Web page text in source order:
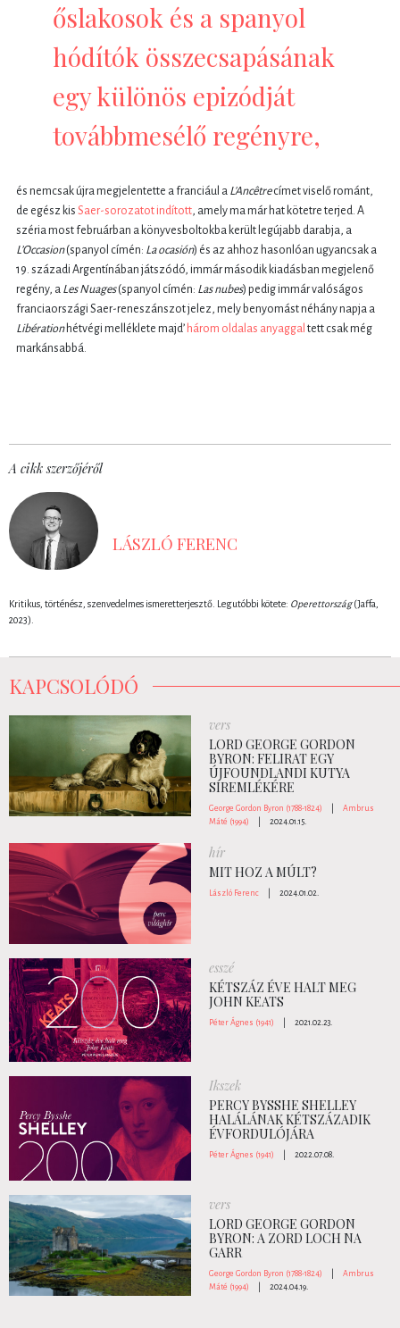
őslakosok és a spanyol
hódítók összecsapásának
egy különös epizódját
továbbmesélő regényre,
és nemcsak újra megjelentette a franciául a L'Ancêtrecímet viselő románt,
de egész kis Saer-sorozatot indított, amely ma már hat kötetre terjed. A
széria most februárban a könyvesboltokba került legújabb darabja, a
L’Occasion(spanyol címén: La ocasión) és az ahhoz hasonlóan ugyancsak a
19. századi Argentínában játszódó, immár második kiadásban megjelenő
regény, a Les Nuages(spanyol címén: Las nubes) pedig immár valóságos
franciaországi Saer-reneszánszot jelez, mely benyomást néhány napja a
Libération hétvégi melléklete majd’ három oldalas anyaggal tett csak még
markánsabbá.
A cikk szerzőjéről
LÁSZLÓ FERENC
Kritikus, történész, szenvedelmes ismeretterjesztő. Legutóbbi kötete: Operettország(Jaffa,
2023).
KAPCSOLÓDÓ
vers
LORD GEORGE GORDON
BYRON: FELIRAT EGY
ÚJFOUNDLANDI KUTYA
SÍREMLÉKÉRE
George Gordon Byron (1788-1824)
Ambrus
Máté (1994)
2024.01.15.
hír
MIT HOZ A MÚLT?
László Ferenc 2024.01.02.
esszé
KÉTSZÁZ ÉVE HALT MEG
JOHN KEATS
Péter Ágnes (1941) 2021.02.23.
Ikszek
PERCY BYSSHE SHELLEY
HALÁLÁNAK KÉTSZÁZADIK
ÉVFORDULÓJÁRA
Péter Ágnes (1941) 2022.07.08.
vers
LORD GEORGE GORDON
BYRON: A ZORD LOCH NA
GARR
George Gordon Byron (1788-1824)
Ambrus
Máté (1994)
2024.04.19.